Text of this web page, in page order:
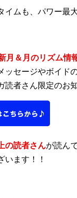
イムも、パワー最
月＆月のリズム情
ッセージやボイド
読者さん限定のお
の読者さんが読ん
います！！